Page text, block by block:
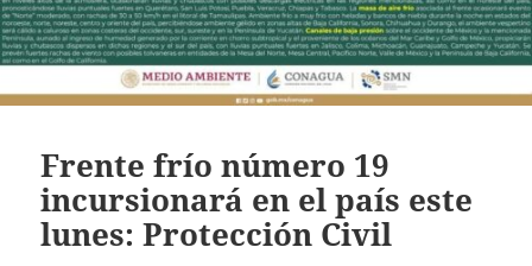
Frente frío número 19
incursionará en el país este
lunes: Protección Civil